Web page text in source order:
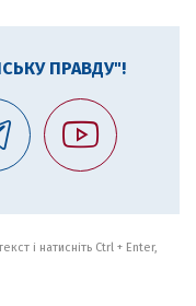
ПРАВДУ"!
і натисніть Ctrl + Enter,